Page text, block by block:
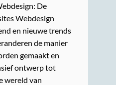
De
Webdesign
en nieuwe trends
de manier
gemaakt en
ontwerp tot
wereld van